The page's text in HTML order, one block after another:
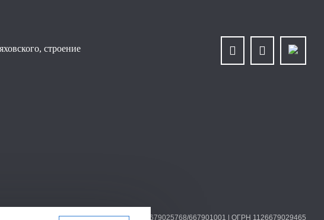
строение
ООО «Уралплит» | ИНН/КПП 6679025768/667901001 | ОГРН 1126679029465